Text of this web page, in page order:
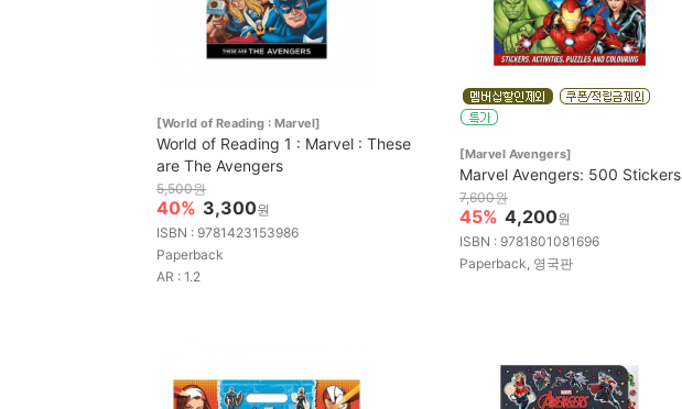
[World of Reading : Marvel]
World of Reading 1 : Marvel : These
are The Avengers
5,500원
40% 3,300원
ISBN : 9781423153986
Paperback
AR : 1.2
[Marvel Avengers]
Marvel Avengers: 500 Stickers
7,600원
45% 4,200원
ISBN : 9781801081696
Paperback, 영국판